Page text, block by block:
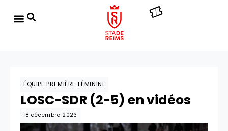
ÉQUIPE PREMIÈRE FÉMININE
LOSC-SDR (2-5) en vidéos
18 décembre 2023